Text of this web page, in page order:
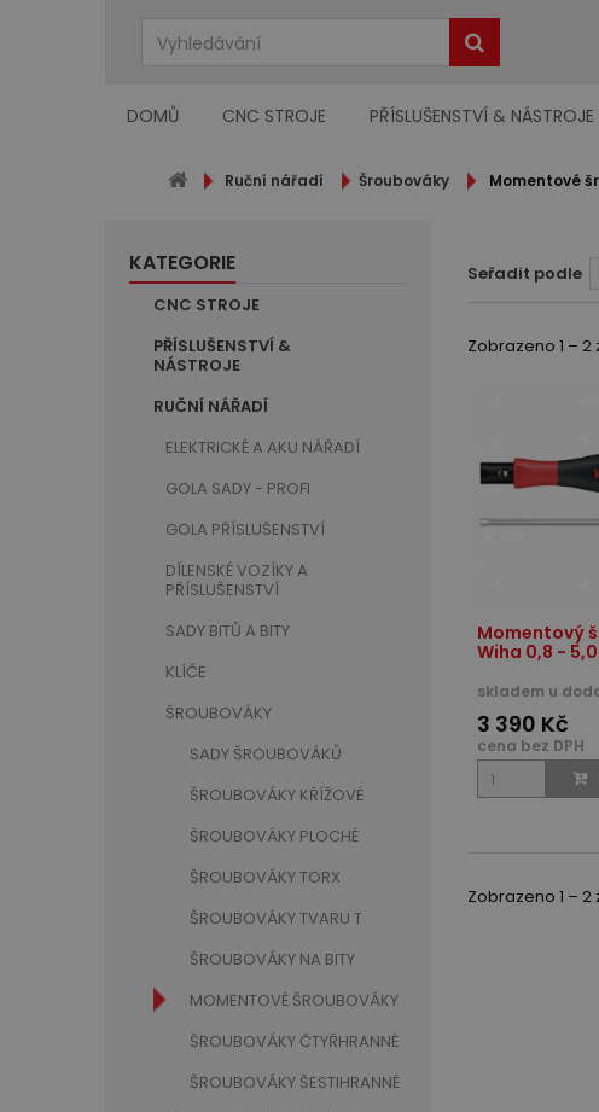
DOMŮ CNC STROJE PŘÍSLUŠENSTVÍ & NÁSTROJE
Ruční nářadí Šroubováky Momentové
KATEGORIE
CNC STROJE
PŘÍSLUŠENSTVÍ &
NÁSTROJE
RUČNÍ NÁŘADÍ
ELEKTRICKÉ A AKU NÁŘADÍ
GOLA SADY - PROFI
GOLA PŘÍSLUŠENSTVÍ
DÍLENSKÉ VOZÍKY A
PŘÍSLUŠENSTVÍ
SADY BITŮ A BITY
KLÍČE
ŠROUBOVÁKY
SADY ŠROUBOVÁKŮ
ŠROUBOVÁKY KŘÍŽOVÉ
ŠROUBOVÁKY PLOCHÉ
ŠROUBOVÁKY TORX
ŠROUBOVÁKY TVARU T
ŠROUBOVÁKY NA BITY
MOMENTOVÉ ŠROUBOVÁKY
ŠROUBOVÁKY ČTYŘHRANNÉ
ŠROUBOVÁKY ŠESTIHRANNÉ
Seřadit podle
Zobrazeno 1 – 2
Momentový
Wiha 0,8 -
skladem u
3 390 Kč
cena bez DPH
Zobrazeno 1 – 2